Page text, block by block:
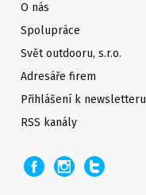
O nás
Spolupráce
Svět outdooru, s.r.o.
Adresáře firem
Přihlášení k newsletteru
RSS kanály